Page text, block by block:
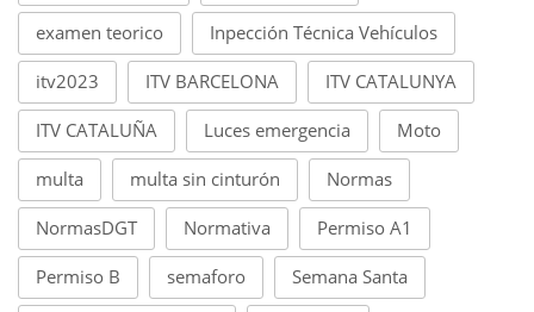
examen teorico Inpección Técnica Vehículos
itv2023 ITV BARCELONA ITV CATALUNYA
ITV CATALUÑA Luces emergencia Moto
multa multa sin cinturón Normas
NormasDGT Normativa Permiso A1
Permiso B semaforo Semana Santa